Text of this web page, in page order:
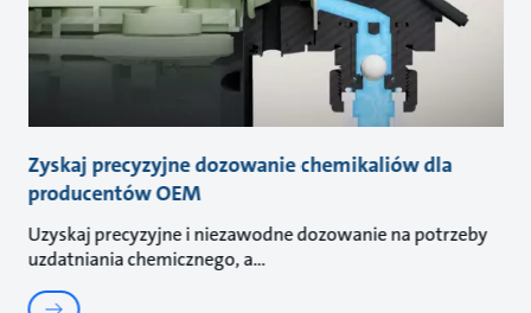
Zyskaj precyzyjne dozowanie chemikaliów dla
producentów OEM
Uzyskaj precyzyjne i niezawodne dozowanie na potrzeby
uzdatniania chemicznego, a